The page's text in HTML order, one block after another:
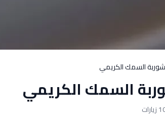
السمك الكريمي
السمك الكريمي